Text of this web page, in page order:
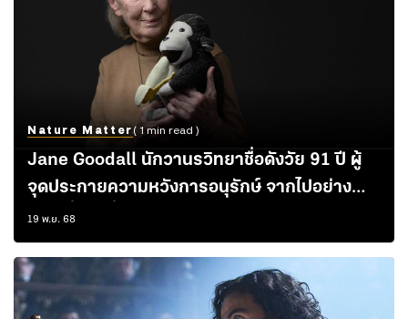
Nature Matter( 1 min read )
Jane Goodall นักวานรวิทยาชื่อดังวัย 91 ปี ผู้
จุดประกายความหวังการอนุรักษ์ จากไปอย่าง
สงบเมื่อวันที่ 1 ตุลาคม 2025
19 พ.ย. 68